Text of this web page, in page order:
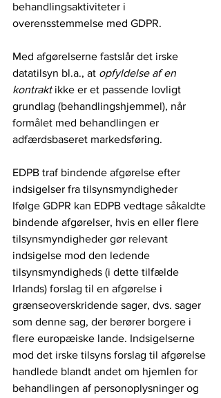
behandlingsaktiviteter i
overensstemmelse med GDPR.
Med afgørelserne fastslår det irske
datatilsyn bl.a., at opfyldelse af en
kontrakt ikke er et passende lovligt
grundlag (behandlingshjemmel), når
formålet med behandlingen er
adfærdsbaseret markedsføring.
EDPB traf bindende afgørelse efter
indsigelser fra tilsynsmyndigheder
Ifølge GDPR kan EDPB vedtage såkaldte
bindende afgørelser, hvis en eller flere
tilsynsmyndigheder gør relevant
indsigelse mod den ledende
tilsynsmyndigheds (i dette tilfælde
Irlands) forslag til en afgørelse i
grænseoverskridende sager, dvs. sager
som denne sag, der berører borgere i
flere europæiske lande. Indsigelserne
mod det irske tilsyns forslag til afgørelse
handlede blandt andet om hjemlen for
behandlingen af personoplysninger og